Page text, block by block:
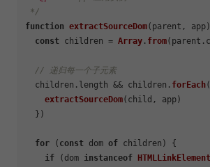
*/
function extractSourceDom( parent, app
const children = Array . from(parent.
// 递归每一个子元素
  children.
length && children. forEach(
extractSourceDom(child, app)
  })
for ( const dom of children) {
if (dom instanceof HTMLLinkElement